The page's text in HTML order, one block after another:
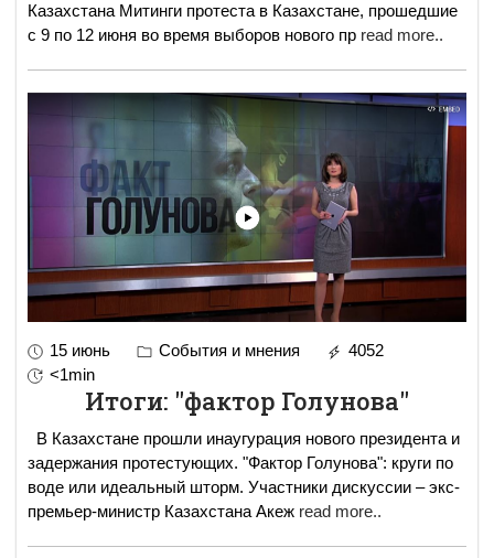
Казахстана Митинги протеста в Казахстане, прошедшие
с 9 по 12 июня во время выборов нового пр read more..
15 июнь События и мнения
4052
<1min
Итоги: "фактор Голунова"
задержания протестующих. "Фактор Голунова": круги по
воде или идеальный шторм. Участники дискуссии – экс-
премьер-министр Казахстана Акеж read more..